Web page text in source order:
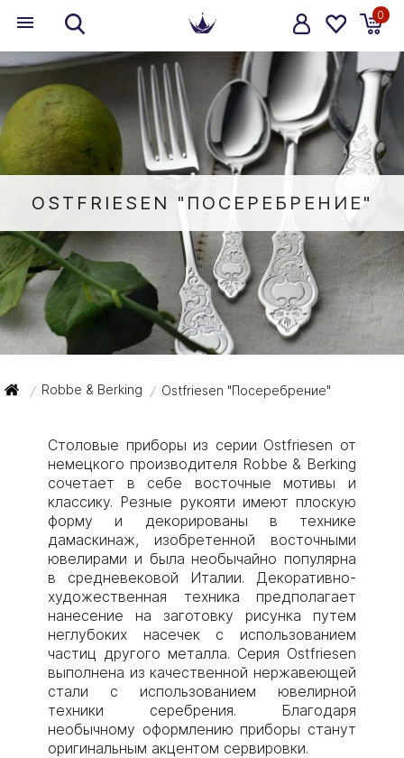
0
OSTFRIESEN "ПОСЕРЕБРЕНИЕ"
/ Robbe & Berking / Ostfriesen "Посеребрение"
Столовые приборы из серии Ostfriesen от
немецкого производителя Robbe & Berking
сочетает в себе восточные мотивы и
классику. Резные рукояти имеют плоскую
форму и декорированы в технике
дамаскинаж, изобретенной восточными
ювелирами и была необычайно популярна
в средневековой Италии. Декоративно-
художественная техника предполагает
нанесение на заготовку рисунка путем
неглубоких насечек с использованием
частиц другого металла. Серия Ostfriesen
выполнена из качественной нержавеющей
стали с использованием ювелирной
техники серебрения. Благодаря
необычному оформлению приборы станут
оригинальным акцентом сервировки.